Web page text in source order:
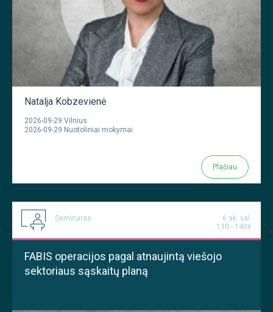
Natalja Kobzevienė
2026-09-29 Vilnius
2026-09-29 Nuotoliniai mokymai
Plačiau
Seminaras
6 ak. val.
130 - 140€
FABIS operacijos pagal atnaujintą viešojo
sektoriaus sąskaitų planą